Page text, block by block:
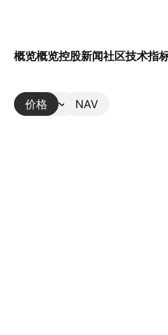
概览概览控股新闻社区技术指
价格 NAV
更多